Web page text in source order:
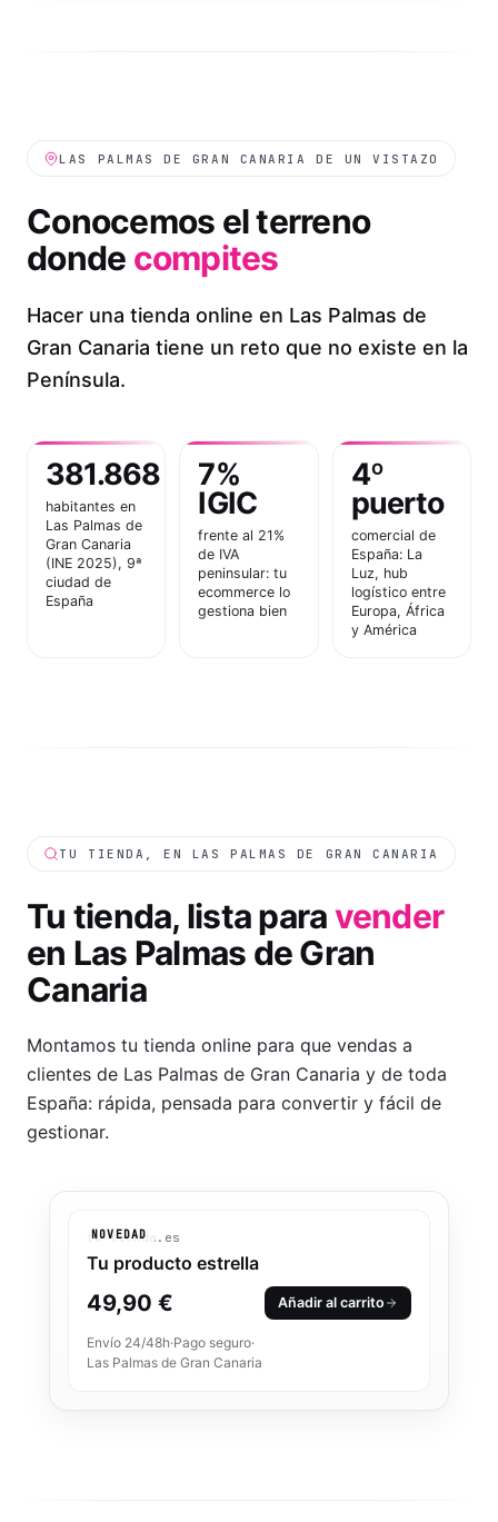
LAS PALMAS DE GRAN CANARIA DE UN VISTAZO
Conocemos el terreno
donde compites
Hacer una tienda online en Las Palmas de
Gran Canaria tiene un reto que no existe en la
Península.
381.868
habitantes en
Las Palmas de
Gran Canaria
(INE 2025), 9ª
ciudad de
España
7%
IGIC
frente al 21%
de IVA
peninsular: tu
ecommerce lo
gestiona bien
4º
puerto
comercial de
España: La
Luz, hub
logístico entre
Europa, África
y América
TU TIENDA, EN LAS PALMAS DE GRAN CANARIA
Tu tienda, lista paravender
en Las Palmas de Gran
Canaria
Montamos tu tienda online para que vendas a
clientes de Las Palmas de Gran Canaria y de toda
España: rápida, pensada para convertir y fácil de
gestionar.
NOVEDAD
tu-tienda.es
Tu producto estrella
49,90 € Añadir al carrito
Envío 24/48h·Pago seguro·
Las Palmas de Gran Canaria